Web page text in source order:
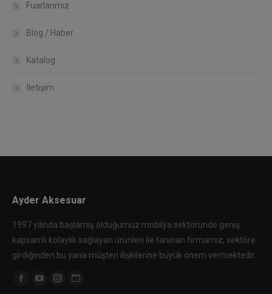
Fuarlarımız
Blog / Haber
Katalog
İletişim
Ayder Aksesuar
1997 yılında başlamış olduğumuz mobilya sektöründe geniş
kapsamlı kolaylık sağlayan ürünleri ile tanınan firmamız, sektöre
girdiğinden bu yana müşteri ilişkilerine büyük önem vermektedir.
Find us on:
FacebookYouTube
Instagram
Website